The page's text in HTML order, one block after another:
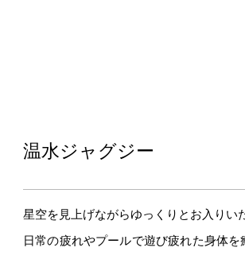
温水ジャグジー
星空を見上げながらゆっくりとお入りい
日常の疲れやプールで遊び疲れた身体